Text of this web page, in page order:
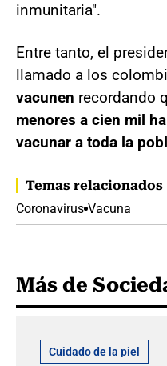
inmunitaria".
Entre tanto, el
llamado a los
vacunen recordando
menores a cien mil
vacunar a toda la
Temas relacionados
Coronavirus Vacuna
Más de
Cuidado de la piel